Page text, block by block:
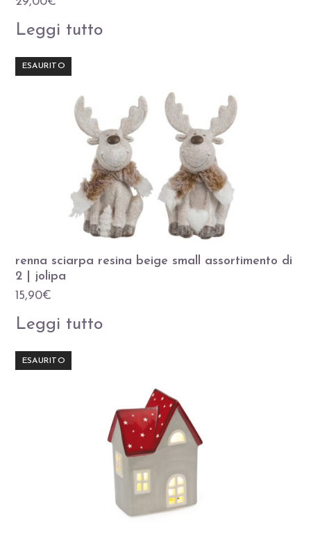
Leggi tutto
ESAURITO
renna sciarpa resina beige small assortimento di
2 | jolipa
15,90€
Leggi tutto
ESAURITO